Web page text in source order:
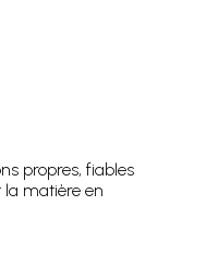
propres, fiables
la matière en